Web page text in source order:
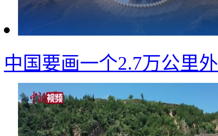
中国要画一个2.7万公里